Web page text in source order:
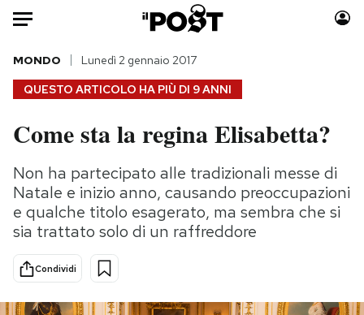
Auto
HOME
Italia
Politica
Tecnologia
Internet
Scienza
Cultura
Economia
Moda
Consumismi
Storie/Idee
Ok Boomer!
Altrecose
QUESTO ARTICOLO HA PIÙ DI 9 ANNI
MONDO Lunedì 2 gennaio 2017
Come sta la regina Elisabetta?
Non ha partecipato alle tradizionali messe di
Natale e inizio anno, causando preoccupazioni
e qualche titolo esagerato, ma sembra che si
sia trattato solo di un raffreddore
Condividi